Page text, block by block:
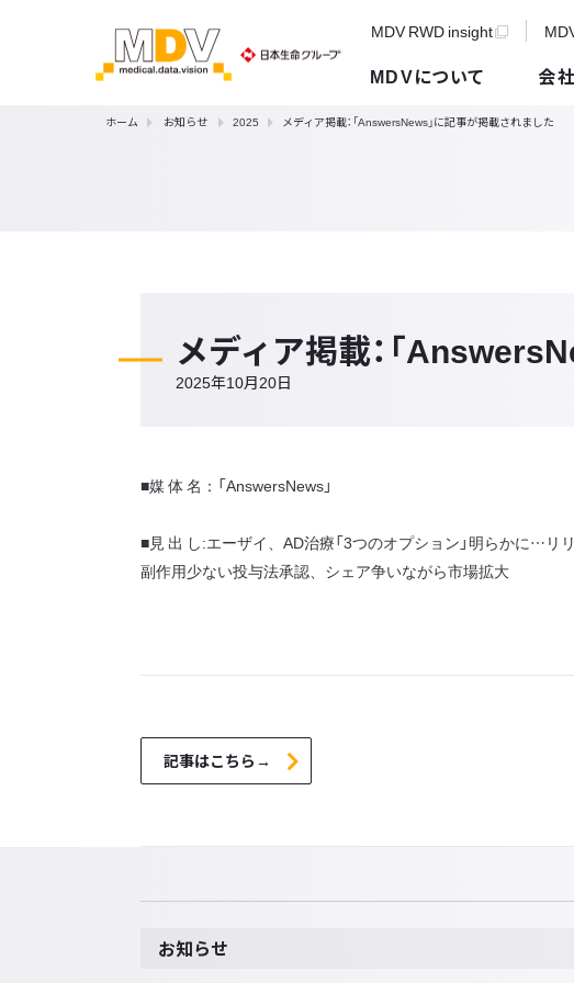
MDV RWD insight
MDVについて 会
ホーム お知らせ 2025 メディア掲載：「AnswersNews」に記事が掲載されました
メディア掲載：「
2025年10月20日
■媒 体 名：「AnswersNews」
■見 出 し:エーザイ、AD治療「3つのオプション」明らかに…リリ
副作用少ない投与法承認、シェア争いながら市場拡大
記事はこちら→
お知らせ